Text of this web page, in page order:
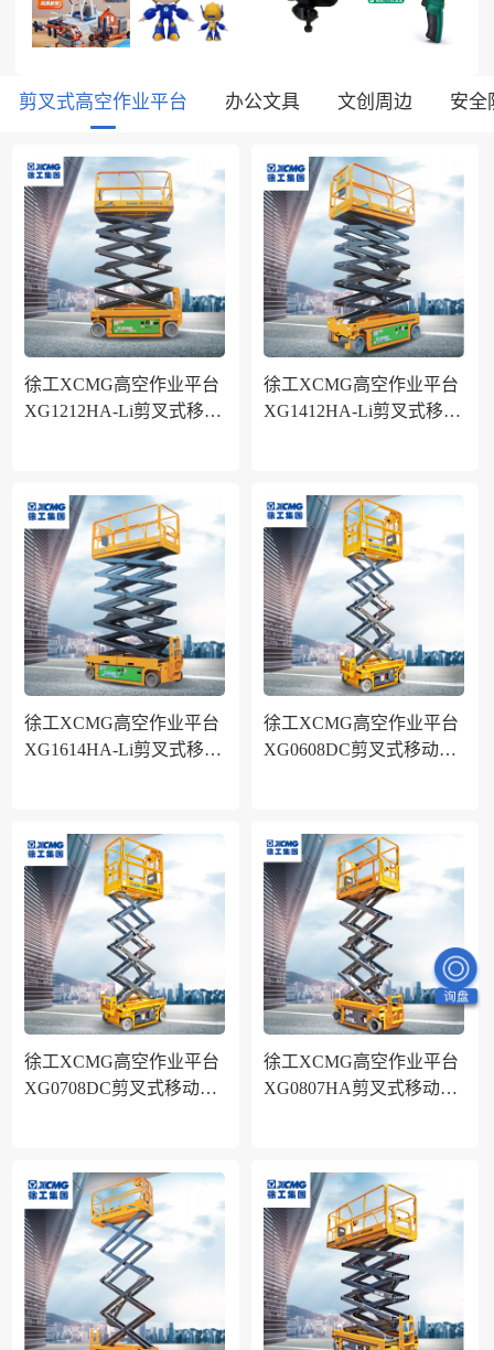
剪叉式高空作业平台 办公文具 文创周边 安全
徐工XCMG高空作业平台
XG1212HA-Li剪叉式移动
徐工XCMG高空作业平台
XG1412HA-Li剪叉式移动
徐工XCMG高空作业平台
XG1614HA-Li剪叉式移动
徐工XCMG高空作业平台
XG0608DC剪叉式移动式
徐工XCMG高空作业平台
XG0708DC剪叉式移动式
徐工XCMG高空作业平台
XG0807HA剪叉式移动式